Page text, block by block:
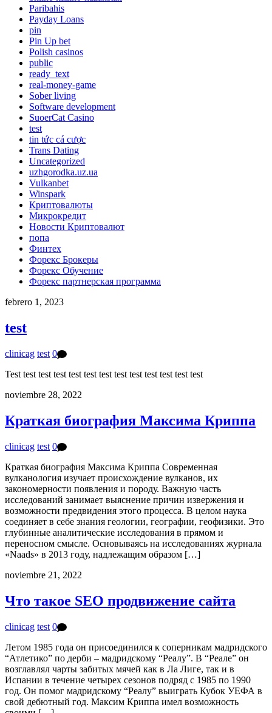
Paribahis
Payday Loans
pin
Pin Up bet
Polish casinos
public
ready_text
real-money-game
Sober living
Software development
SuoerCat Casino
test
tin tức cá cược
Trans Dating
Uncategorized
uzhgorodka.uz.ua
Vulkanbet
Winspark
Криптовалюты
Микрокредит
Новости Криптовалют
попа
Финтех
Форекс Брокеры
Форекс Обучение
Форекс партнерская программа
febrero 1, 2023
test
clinicag test 0
​Test test test test test test test test test test test test test
noviembre 28, 2022
Краткая биография Максима Криппа
clinicag test 0
Краткая биография Максима Криппа Современная
вулканология изучает происхождение вулканов, их
закономерности появления и породу. Важную часть
исследований занимает выяснение причин извержения и
возможности предвидения этого процесса. В целом наука
соединяет в себе знания геологии, географии, геофизики. Это
глубинные аналитические исследования в прямом и
переносном смысле. Основываясь на исследованиях журнала
«Naads» в 2013 году, надлежащим образом […]
noviembre 21, 2022
Что такое SEO продвижение сайта
clinicag test 0
Летом 1985 года он присоединился к соперникам мадридского
“Атлетико” по дерби – мадридскому “Реалу”. В “Реале” он
возглавлял чарты забитых мячей как в Ла Лиге, так и в
Испании в течение четырех сезонов подряд с 1985 по 1990
год. Он помог мадридскому “Реалу” выиграть Кубок УЕФА в
свой дебютный год. Максим Криппа имел возможность